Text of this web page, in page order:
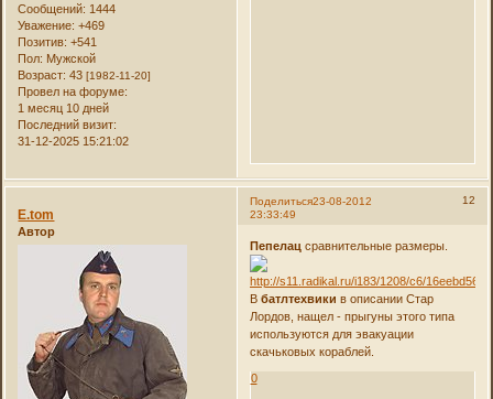
Сообщений: 1444
Уважение: +469
Позитив: +541
Пол: Мужской
Возраст: 43[1982-11-20]
Провел на форуме:
1 месяц 10 дней
Последний визит:
31-12-2025 15:21:02
Поделиться 12
23-08-2012
23:33:49
E.tom
Автор
Пепелац сравнительные размеры.
В батлтехвики в описании Стар
Лордов, нащел - прыгуны этого типа
используются для эвакуации
скачьковых кораблей.
0